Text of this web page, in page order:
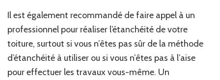
Il est également recommandé de faire appel à un
professionnel pour réaliser l’étanchéité de votre
toiture, surtout si vous n’êtes pas sûr de la méthode
d’étanchéité à utiliser ou si vous n’êtes pas à l’aise
pour effectuer les travaux vous-même. Un